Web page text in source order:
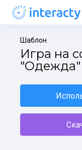
Шаблон
Игра на
"Одежда"